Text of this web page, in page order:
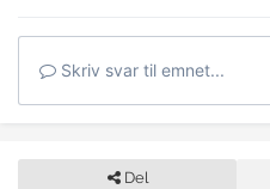
Skriv svar til emnet...
Del